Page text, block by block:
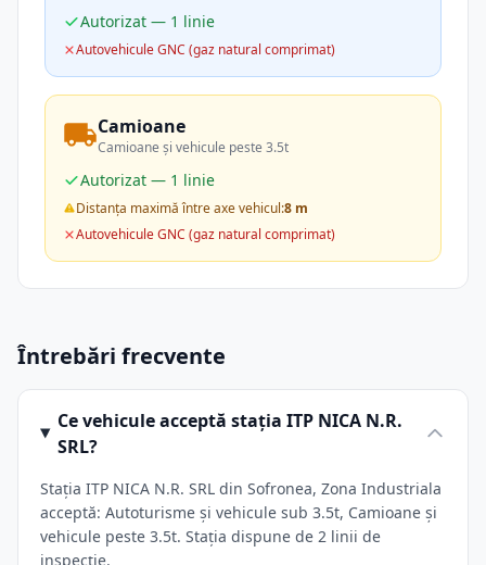
Autorizat — 1 linie
Autovehicule GNC (gaz natural comprimat)
Camioane
Camioane și vehicule peste 3.5t
Autorizat — 1 linie
Distanța maximă între axe vehicul:8 m
Autovehicule GNC (gaz natural comprimat)
Întrebări frecvente
Ce vehicule acceptă stația ITP NICA N.R.
SRL?
Stația ITP NICA N.R. SRL din Sofronea, Zona Industriala
acceptă: Autoturisme și vehicule sub 3.5t, Camioane și
vehicule peste 3.5t. Stația dispune de 2 linii de
inspecție.